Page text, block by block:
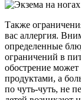
Также
вас аллергия.
определенные
ограничений в
обострение
продуктами, а
по чуть-чуть, не